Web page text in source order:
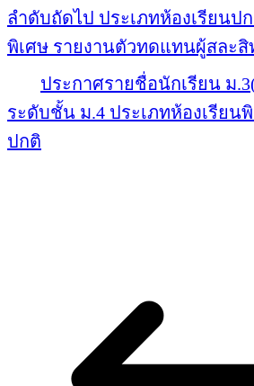
ลำดับถัดไป ประเภทห้องเรียนป
พิเศษ รายงานตัวทดแทนผู้สละสิ
ประกาศรายชื่อนักเรียน ม
ระดับชั้น ม.4 ประเภทห้องเรียน
ปกติ